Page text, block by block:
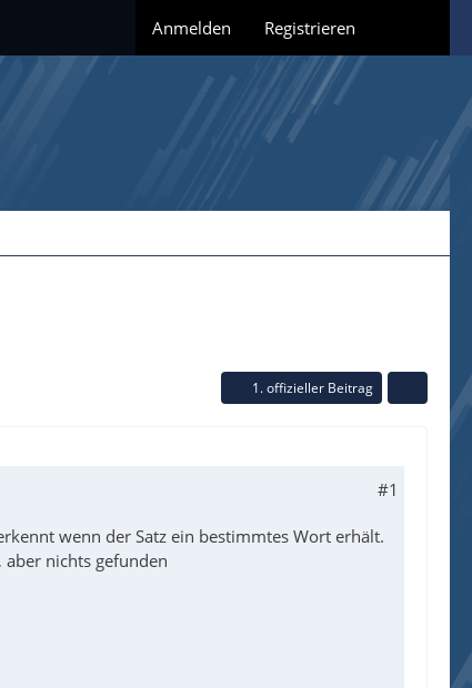
Anmelden Registrieren
1. offizieller Beitrag
#1
wenn der Satz ein bestimmtes Wort erhält.
aber nichts gefunden